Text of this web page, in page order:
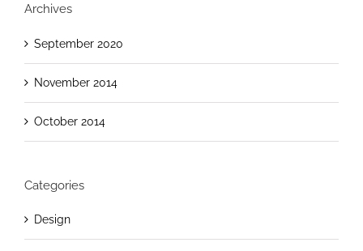
Archives
September 2020
November 2014
October 2014
Categories
Design